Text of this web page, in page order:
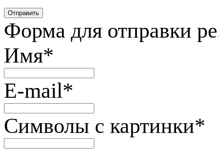
Форма для отправки
Имя*
E-mail*
Символы с картинки*